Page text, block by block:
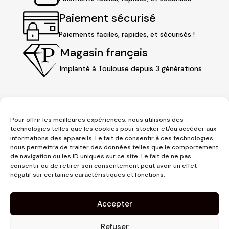
Pour offrir les meilleures expériences, nous utilisons des
technologies telles que les cookies pour stocker et/ou accéder aux
informations des appareils. Le fait de consentir à ces technologies
nous permettra de traiter des données telles que le comportement
de navigation ou les ID uniques sur ce site. Le fait de ne pas
consentir ou de retirer son consentement peut avoir un effet
négatif sur certaines caractéristiques et fonctions.
Accepter
Refuser
Paiement sécurisé
Paiements faciles, rapides, et sécurisés !
Magasin français
Implanté à Toulouse depuis 3 générations
3 place Jeanne d'Arc
31000 Toulouse
contact@pujolmaison.com
05 62 73 70 73